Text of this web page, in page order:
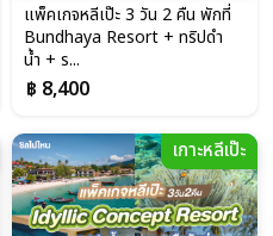
แพ็คเกจหลีเป๊ะ 3 วัน 2 คืน พักที่
Bundhaya Resort + ทริปดำ
น้ำ + ร...
฿ 8,400
เกาะหลีเป๊ะ